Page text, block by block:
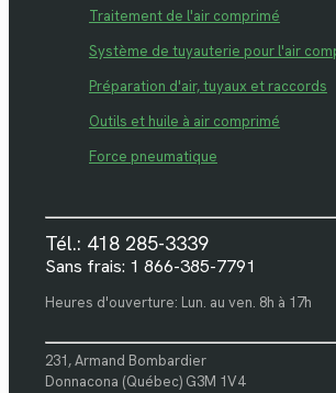
Traitement de l'air comprimé
Système de tuyauterie pour l'air
Préparation d'air, tuyaux et raccords
Outils et huile à air comprimé
Force pneumatique
Tél.: 418 285-3339
Sans frais: 1 866-385-7791
Heures d'ouverture: Lun. au ven. 8h à 17h
231, Armand Bombardier
Donnacona (Québec) G3M 1V4